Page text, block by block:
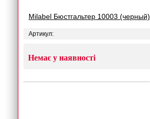
Milabel Бюстгальтер 10003 (черный)
Артикул:
Немає у наявності